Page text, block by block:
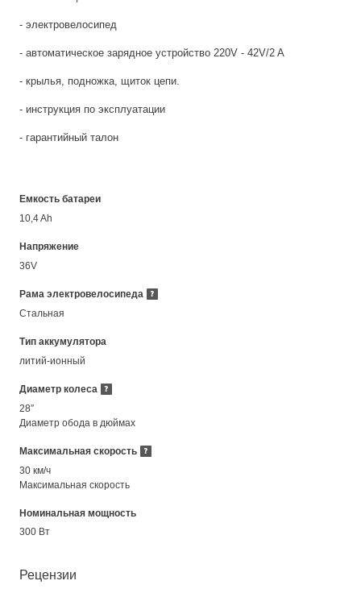
- электровелосипед
- автоматическое зарядное устройство 220V - 42V/2 A
- крылья, подножка, щиток цепи.
- инструкция по эксплуатации
- гарантийный талон
Емкость батареи
10,4 Ah
Напряжение
36V
Рама электровелосипеда
Стальная
Тип аккумулятора
литий-ионный
Диаметр колеса
28″
Диаметр обода в дюймах
Максимальная скорость
30 км/ч
Максимальная скорость
Номинальная мощность
300 Вт
Рецензии